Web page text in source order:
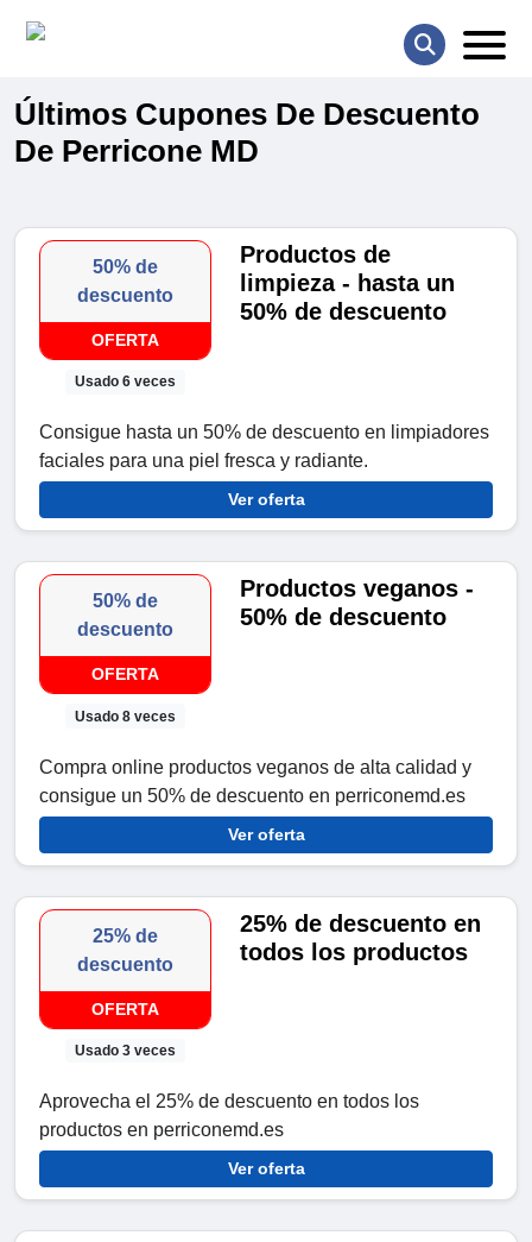
Últimos Cupones De Descuento
De Perricone MD
50% de
descuento
OFERTA
Usado 6 veces
Productos de
limpieza - hasta un
50% de descuento
Consigue hasta un 50% de descuento en limpiadores
faciales para una piel fresca y radiante.
Ver oferta
50% de
descuento
OFERTA
Usado 8 veces
Productos veganos -
50% de descuento
Compra online productos veganos de alta calidad y
consigue un 50% de descuento en perriconemd.es
Ver oferta
25% de
descuento
OFERTA
Usado 3 veces
25% de descuento en
todos los productos
Aprovecha el 25% de descuento en todos los
productos en perriconemd.es
Ver oferta